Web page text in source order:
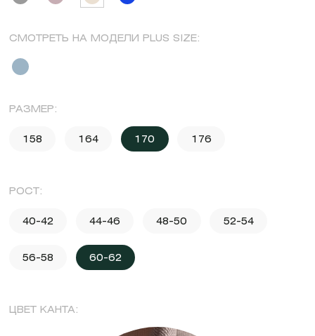
СМОТРЕТЬ НА МОДЕЛИ PLUS SIZE:
РАЗМЕР:
158 164 170 176
РОСТ:
40-42 44-46 48-50 52-54
56-58 60-62
ЦВЕТ КАНТА: